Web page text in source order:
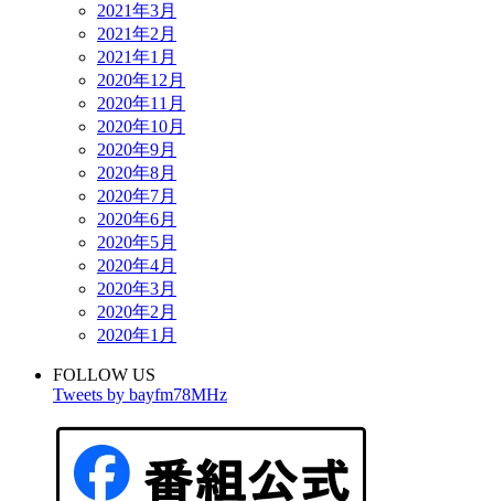
2021年3月
2021年2月
2021年1月
2020年12月
2020年11月
2020年10月
2020年9月
2020年8月
2020年7月
2020年6月
2020年5月
2020年4月
2020年3月
2020年2月
2020年1月
FOLLOW US
Tweets by bayfm78MHz